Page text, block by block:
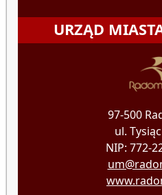
URZĄD
97-500
ul.
NIP: 772-